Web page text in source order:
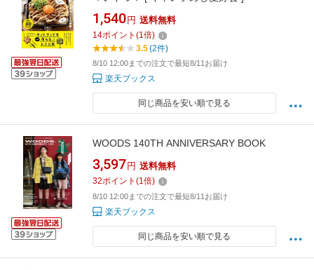
1,540 円 送料無料
14ポイント (1倍)
3.5(2件)
8/10 12:00までの注文で最短8/11お届け
楽天ブックス
同じ商品を安い順で見る
WOODS 140TH ANNIVERSARY BOOK
3,597 円 送料無料
32ポイント (1倍)
8/10 12:00までの注文で最短8/11お届け
楽天ブックス
同じ商品を安い順で見る